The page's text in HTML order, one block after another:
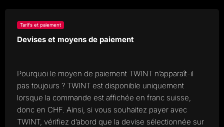
Tarifs et paiement
Devises et moyens de paiement
Pourquoi le moyen de paiement TWINT n’apparaît-il
pas toujours ? TWINT est disponible uniquement
lorsque la commande est affichée en franc suisse,
donc en CHF. Ainsi, si vous souhaitez payer avec
TWINT, vérifiez d’abord que la devise sélectionnée sur